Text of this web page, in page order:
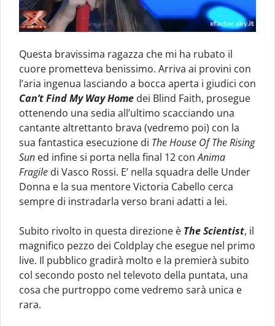
Questa bravissima ragazza che mi ha rubato il
cuore prometteva benissimo. Arriva ai provini con
l’aria ingenua lasciando a bocca aperta i giudici con
Can’t Find My Way Home dei Blind Faith, prosegue
ottenendo una sedia all’ultimo scacciando una
cantante altrettanto brava (vedremo poi) con la
sua fantastica esecuzione di The House Of The Rising
Sun ed infine si porta nella final 12 conAnima
Fragile di Vasco Rossi. E’ nella squadra delle Under
Donna e la sua mentore Victoria Cabello cerca
sempre di instradarla verso brani adatti a lei.
Subito rivolto in questa direzione è The Scientist, il
magnifico pezzo dei Coldplay che esegue nel primo
live. Il pubblico gradirà molto e la premierà subito
col secondo posto nel televoto della puntata, una
cosa che purtroppo come vedremo sarà unica e
rara.